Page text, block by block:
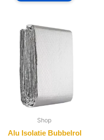
Shop
Alu Isolatie Bubbelrol